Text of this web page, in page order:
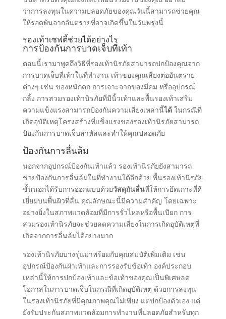
ว่าการลงทุนในความปลอดภัยของคุณวันนี้สามารถช่วยคุณ
ให้รอดพ้นจากอันตรายที่อาจเกิดขึ้นในวันพรุ่งนี้
รองเท้าเซฟตี้ช่วยได้อย่างไร
การป้องกันการบาดเจ็บที่เท้า
ตอนนี้เรามาพูดถึงวิธีที่รองเท้านิรภัยสามารถปกป้องคุณจาก
การบาดเจ็บที่เท้าในที่ทํางาน เท้าของคุณเสี่ยงต่ออันตราย
ต่างๆ เช่น ของหนักตก การเจาะจากของมีคม หรืออุปกรณ์
กลิ้ง การสวมรองเท้านิรภัยที่มีนิ้วเท้าและพื้นรองเท้าเสริม
ความแข็งแรงสามารถป้องกันความเสี่ยงเหล่านี้ได้ ในกรณีที่
เกิดอุบัติเหตุโครงสร้างที่แข็งแรงของรองเท้านิรภัยสามารถ
ป้องกันการบาดเจ็บสาหัสและทําให้คุณปลอดภัย
ป้องกันการลื่นล้ม
นอกจากอุปกรณ์ป้องกันเท้าแล้ว รองเท้านิรภัยยังสามารถ
ช่วยป้องกันการลื่นล้มในที่ทํางานได้อีกด้วย พื้นรองเท้านิรภัย
ชั้นนอกได้รับการออกแบบด้วยวัสดุกันลื่นที่ให้การยึดเกาะที่ดี
เยี่ยมบนพื้นผิวที่ลื่น คุณลักษณะนี้มีความสําคัญ โดยเฉพาะ
อย่างยิ่งในสภาพแวดล้อมที่มีการรั่วไหลหรือพื้นเปียก การ
สวมรองเท้านิรภัยจะช่วยลดความเสี่ยงในการเกิดอุบัติเหตุที่
เกิดจากการลื่นล้มได้อย่างมาก
รองเท้านิรภัยบางรุ่นมาพร้อมกับคุณสมบัติเพิ่มเติม เช่น
อุปกรณ์ป้องกันฝ่าเท้าและการรองรับข้อเท้า องค์ประกอบ
เหล่านี้ให้การปกป้องเท้าและข้อเท้าของคุณเป็นพิเศษลด
โอกาสในการบาดเจ็บในกรณีที่เกิดอุบัติเหตุ ด้วยการลงทุน
ในรองเท้านิรภัยที่มีคุณภาพคุณไม่เพียง แต่ปกป้องตัวเอง แต่
ยังรับประกันสภาพแวดล้อมการทํางานที่ปลอดภัยสําหรับทุก